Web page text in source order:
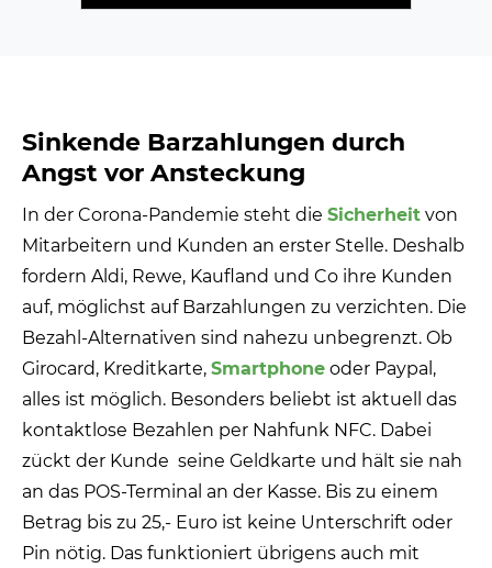
Sinkende Barzahlungen durch
Angst vor Ansteckung
In der Corona-Pandemie steht die Sicherheit von
Mitarbeitern und Kunden an erster Stelle. Deshalb
fordern Aldi, Rewe, Kaufland und Co ihre Kunden
auf, möglichst auf Barzahlungen zu verzichten. Die
Bezahl-Alternativen sind nahezu unbegrenzt. Ob
Girocard, Kreditkarte, Smartphone oder Paypal,
alles ist möglich. Besonders beliebt ist aktuell das
kontaktlose Bezahlen per Nahfunk NFC. Dabei
zückt der Kunde seine Geldkarte und hält sie nah
an das POS-Terminal an der Kasse. Bis zu einem
Betrag bis zu 25,- Euro ist keine Unterschrift oder
Pin nötig. Das funktioniert übrigens auch mit